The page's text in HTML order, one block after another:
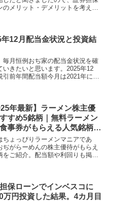
のメリット・デメリットを考えな
価証券を担保にして...
12月配当金状況と投資結
毎月恒例おぢ家の配当金状況を確
いきたいと思います。2025年12
引前年間配当額今月は2021年に購
年最新】ラーメン株主優
すめ5銘柄｜無料ラーメン
事券がもらえる人気銘柄を
ちょっぴりラーメンマニアであ
ぢがらーめんの株主優待がもらえ
をご紹介。配当額や利回りも掲載
トギト背油にたっ...
保ローンでインベスコに
万円投資した結果。4カ月目